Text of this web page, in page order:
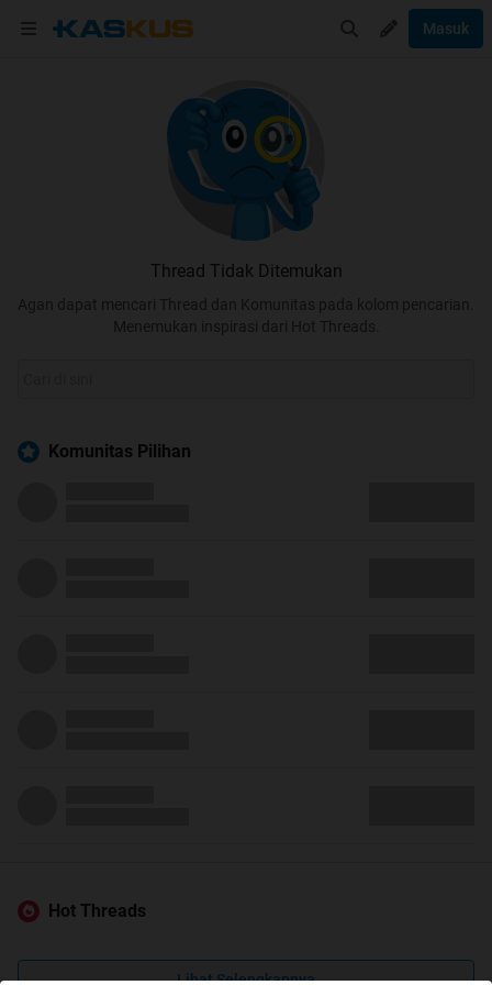
Masuk
Thread Tidak Ditemukan
Agan dapat mencari Thread dan Komunitas pada kolom pencarian.
Menemukan inspirasi dari Hot Threads.
Komunitas Pilihan
Hot Threads
Lihat Selengkapnya